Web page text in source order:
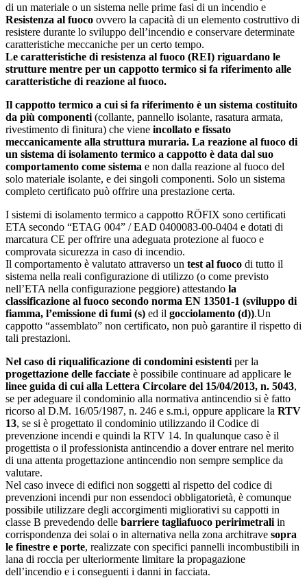
di un materiale o un sistema nelle prime fasi di un incendio e
Resistenza al fuoco ovvero la capacità di un elemento costruttivo di
resistere durante lo sviluppo dell’incendio e conservare determinate
caratteristiche meccaniche per un certo tempo.
Le caratteristiche di resistenza al fuoco (REI) riguardano le
strutture mentre per un cappotto termico si fa riferimento alle
caratteristiche di reazione al fuoco.
Il cappotto termico a cui si fa riferimento è un sistema costituito
da più componenti (collante, pannello isolante, rasatura armata,
rivestimento di finitura) che viene incollato e fissato
meccanicamente alla struttura muraria. La reazione al fuoco di
un sistema di isolamento termico a cappotto è data dal suo
comportamento come sistema e non dalla reazione al fuoco del
solo materiale isolante, e dei singoli componenti. Solo un sistema
completo certificato può offrire una prestazione certa.
I sistemi di isolamento termico a cappotto RÖFIX sono certificati
ETA secondo “ETAG 004” / EAD 0400083-00-0404 e dotati di
marcatura CE per offrire una adeguata protezione al fuoco e
comprovata sicurezza in caso di incendio.
Il comportamento è valutato attraverso un test al fuoco di tutto il
sistema nella reali configurazione di utilizzo (o come previsto
nell’ETA nella configurazione peggiore) attestando la
classificazione al fuoco secondo norma EN 13501-1 (sviluppo di
fiamma, l’emissione di fumi (s) ed il gocciolamento (d)).Un
cappotto “assemblato” non certificato, non può garantire il rispetto di
tali prestazioni.
Nel caso di riqualificazione di condomini esistenti per la
progettazione delle facciate è possibile continuare ad applicare le
linee guida di cui alla Lettera Circolare del 15/04/2013, n. 5043,
se per adeguare il condominio alla normativa antincendio si è fatto
ricorso al D.M. 16/05/1987, n. 246 e s.m.i, oppure applicare la RTV
13, se si è progettato il condominio utilizzando il Codice di
prevenzione incendi e quindi la RTV 14. In qualunque caso è il
progettista o il professionista antincendio a dover entrare nel merito
di una attenta progettazione antincendio non sempre semplice da
valutare.
Nel caso invece di edifici non soggetti al rispetto del codice di
prevenzioni incendi pur non essendoci obbligatorietà, è comunque
possibile utilizzare degli accorgimenti migliorativi su cappotti in
classe B prevedendo delle barriere tagliafuoco peririmetrali in
corrispondenza dei solai o in alternativa nella zona architrave sopra
le finestre e porte, realizzate con specifici pannelli incombustibili in
lana di roccia per ulteriormente limitare la propagazione
dell’incendio e i conseguenti i danni in facciata.